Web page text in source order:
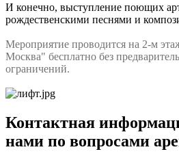
И конечно, выступление поющих
рождественскими песнями и
Мероприятие проводится на 2-м
Москва" бесплатно без
ограничений.
Контактная
нами по вопросами